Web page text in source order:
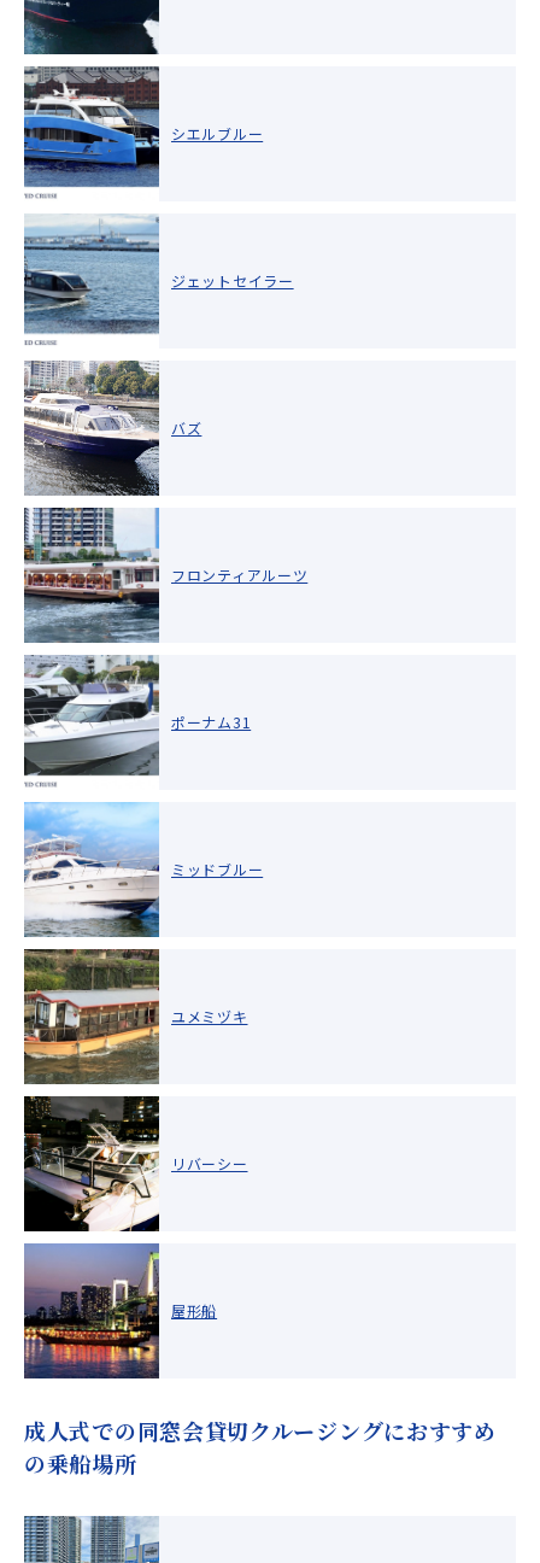
シエルブルー
ジェットセイラー
バズ
フロンティアルーツ
ポーナム31
ミッドブルー
ユメミヅキ
リバーシー
屋形船
成人式での同窓会貸切クルージングにおすすめ
の乗船場所